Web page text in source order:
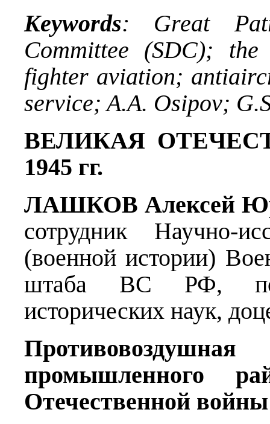
Keywords: Great
Committee (SDC);
fighter aviation;
service; A.A. Osipov;
ВЕЛИКАЯ
1945 гг.
ЛАШКОВ Алексей
сотрудник Научно-
(военной истории)
штаба ВC РФ,
исторических наук,
промышленного
Отечественной войны